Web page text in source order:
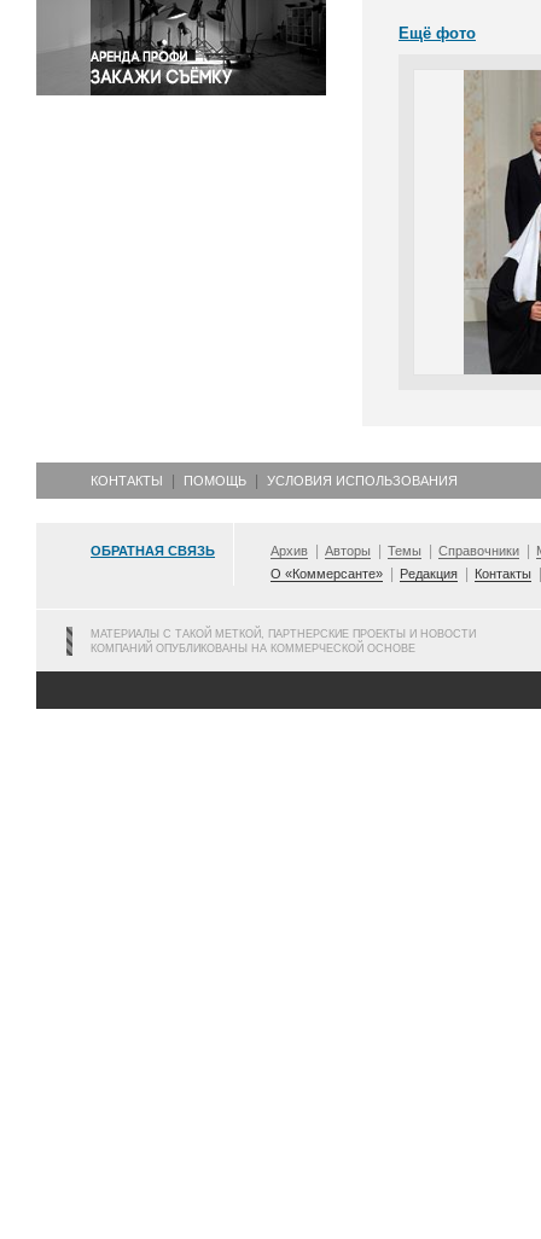
Экология
Экономика и бизнес
Ещё фото
КОНТАКТЫ ПОМОЩЬ УСЛОВИЯ ИСПОЛЬЗОВАНИЯ
ОБРАТНАЯ СВЯЗЬ Архив Авторы Темы Справочники
О «Коммерсанте»
Редакция Контакты
МАТЕРИАЛЫ С ТАКОЙ МЕТКОЙ, ПАРТНЕРСКИЕ ПРОЕКТЫ И НОВОСТИ
КОМПАНИЙ ОПУБЛИКОВАНЫ НА КОММЕРЧЕСКОЙ ОСНОВЕ